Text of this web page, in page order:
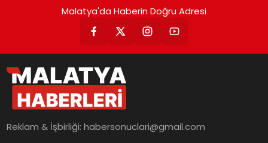
Malatya'da Haberin Doğru Adresi
Reklam & İşbirliği:habersonuclari@gmail.com